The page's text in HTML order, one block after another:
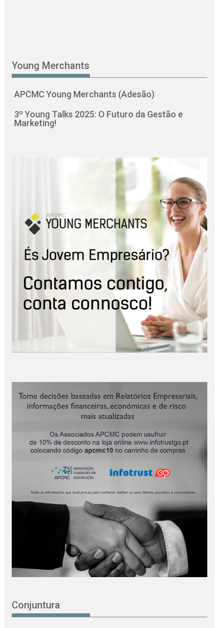
Young Merchants
APCMC Young Merchants (Adesão)
3º Young Talks 2025: O Futuro da Gestão e
Marketing!
Conjuntura